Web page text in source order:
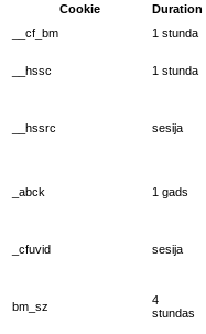
Cookie
Duration
__cf_bm
1 stunda
__hssc 1 stunda
__hssrc sesija
_abck 1 gads
_cfuvid sesija
bm_sz
4
stundas